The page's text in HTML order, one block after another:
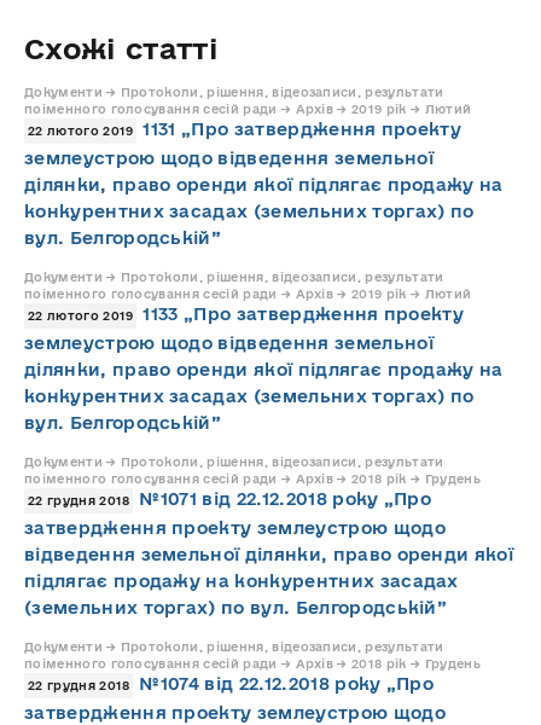
Схожі статті
Документи → Протоколи, рішення, відеозаписи, результати
поіменного голосування сесій ради → Архів → 2019 рік → Лютий
22 лютого 2019
1131 „Про затвердження проекту
землеустрою щодо відведення земельної
ділянки, право оренди якої підлягає продажу на
конкурентних засадах (земельних торгах) по
вул. Белгородській”
Документи → Протоколи, рішення, відеозаписи, результати
поіменного голосування сесій ради → Архів → 2019 рік → Лютий
22 лютого 2019
1133 „Про затвердження проекту
землеустрою щодо відведення земельної
ділянки, право оренди якої підлягає продажу на
конкурентних засадах (земельних торгах) по
вул. Белгородській”
Документи → Протоколи, рішення, відеозаписи, результати
поіменного голосування сесій ради → Архів → 2018 рік → Грудень
22 грудня 2018
№1071 від 22.12.2018 року „Про
затвердження проекту землеустрою щодо
відведення земельної ділянки, право оренди якої
підлягає продажу на конкурентних засадах
(земельних торгах) по вул. Белгородській”
Документи → Протоколи, рішення, відеозаписи, результати
поіменного голосування сесій ради → Архів → 2018 рік → Грудень
22 грудня 2018
№1074 від 22.12.2018 року „Про
затвердження проекту землеустрою щодо